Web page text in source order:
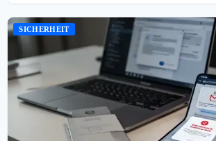
SICHERHEIT